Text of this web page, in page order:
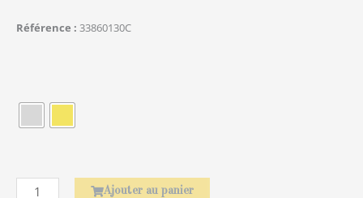
Référence 33860130C
Laurier
Ajouter au panier